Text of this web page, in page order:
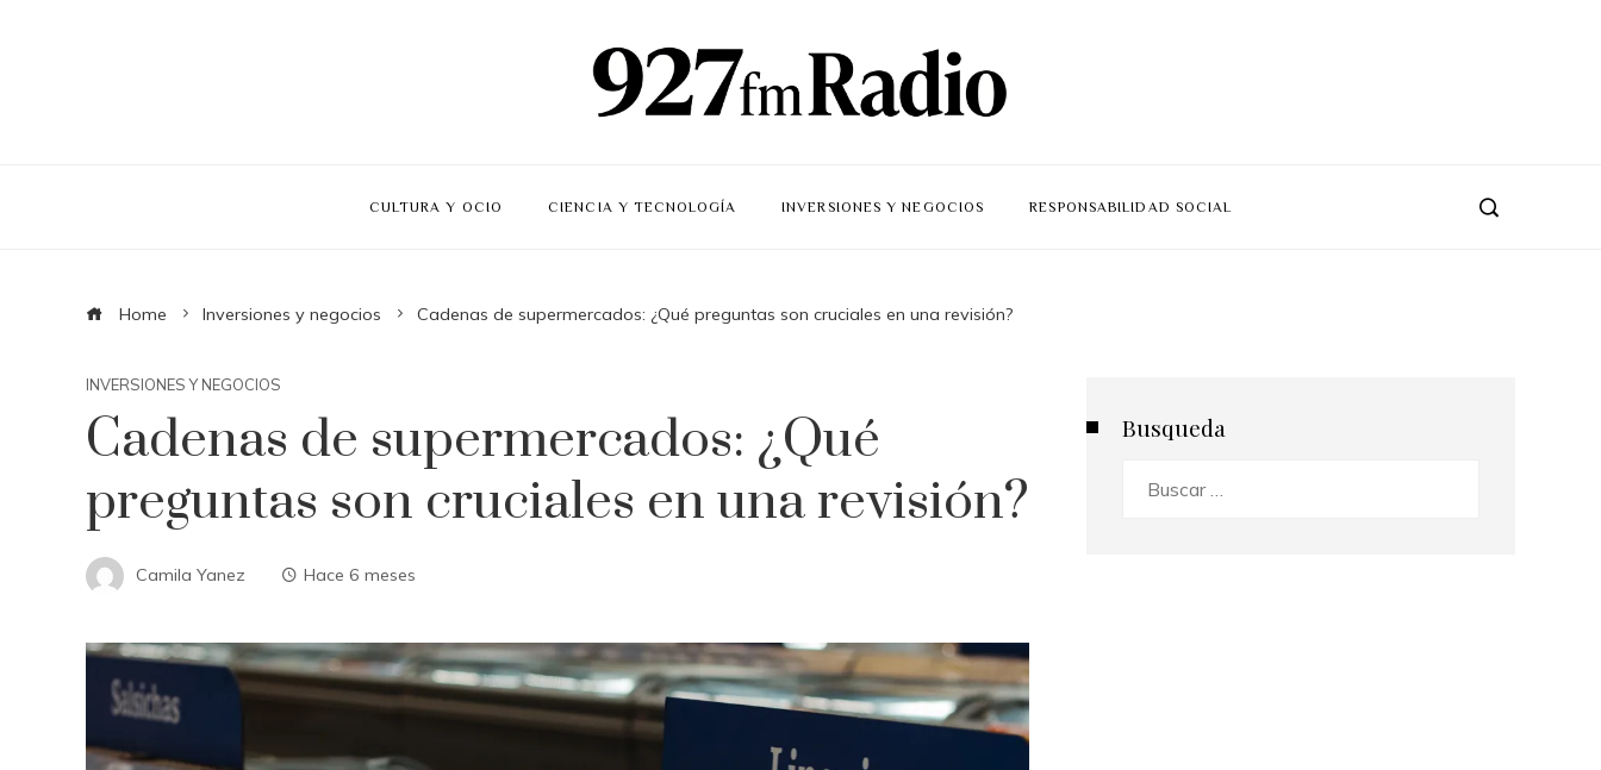
CULTURA Y OCIO CIENCIA Y TECNOLOGÍA INVERSIONES Y NEGOCIOS RESPONSABILIDAD SOCIAL
Home Inversiones y negocios Cadenas de supermercados: ¿Qué preguntas son cruciales en una revisión?
INVERSIONES Y NEGOCIOS
Cadenas de supermercados: ¿Qué
preguntas son cruciales en una revisión?
Camila Yanez Hace 6 meses
Busqueda